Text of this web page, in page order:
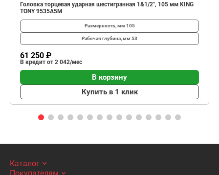
Головка торцевая ударная шестигранная 1&1/2", 105 мм KING
TONY 9535A5M
Размерность, мм 105
Рабочая глубина, мм 53
61 250 ₽
В кредит от 2 042/мес
В корзину
Купить в 1 клик
Каталог
Покупателям